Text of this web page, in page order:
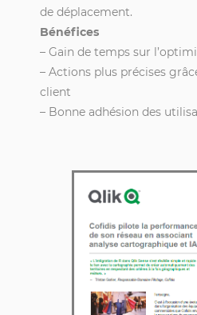
de déplacement.
Bénéfices
– Gain de temps sur
– Actions plus précises
client
– Bonne adhésion des